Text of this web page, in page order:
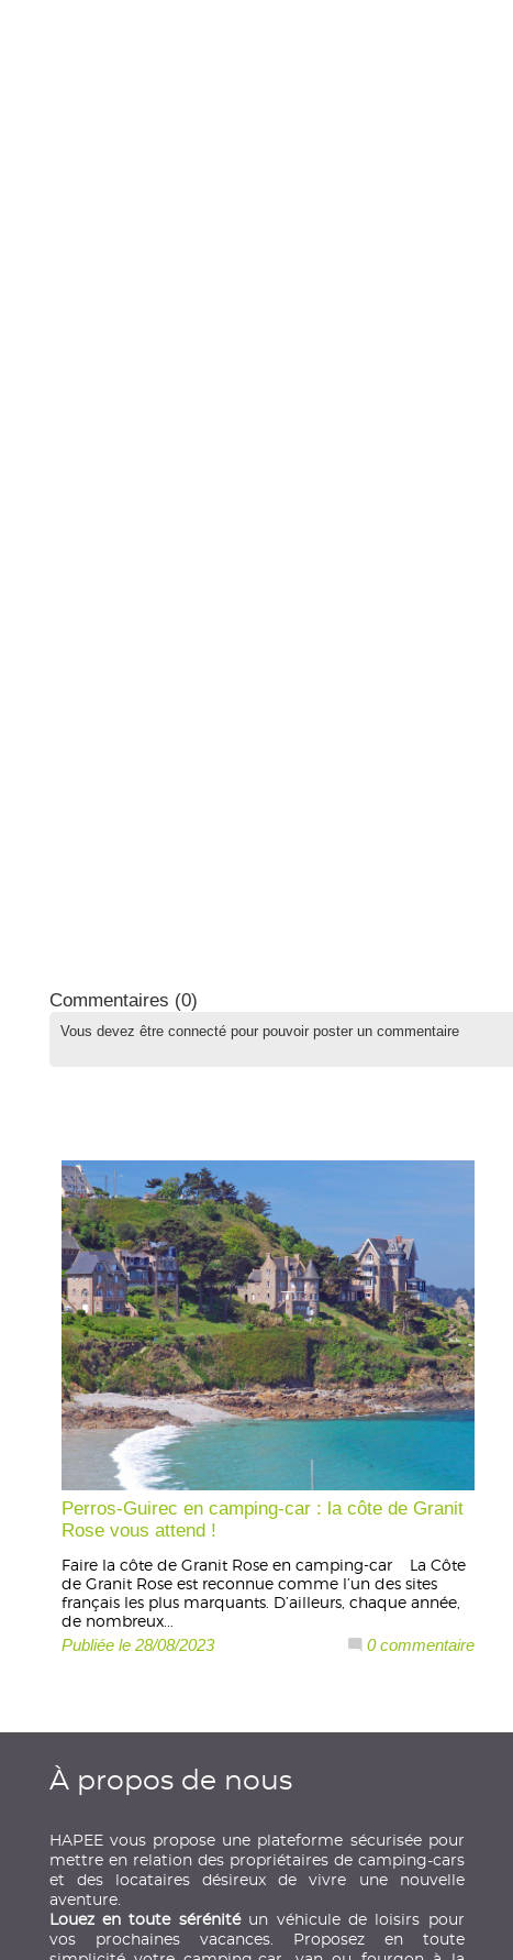
Commentaires (0)
Vous devez être connecté pour pouvoir poster un commentaire
Perros-Guirec en camping-car : la côte de Granit
Rose vous attend !
Faire la côte de Granit Rose en camping-car La Côte
de Granit Rose est reconnue comme l’un des sites
français les plus marquants. D’ailleurs, chaque année,
de nombreux...
0 commentaire
Publiée le 28/08/2023
À propos de nous
HAPEE vous propose une plateforme sécurisée pour
mettre en relation des propriétaires de camping-cars
et des locataires désireux de vivre une nouvelle
aventure.
Louez en toute sérénitéun véhicule de loisirs pour
vos prochaines vacances. Proposez en toute